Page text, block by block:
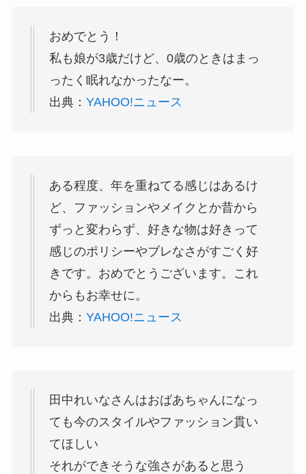
おめでとう！
私も娘が3歳だけど、0歳のときはまっ
ったく眠れなかったなー。
出典： YAHOO!ニュース
ある程度、年を重ねてる感じはあるけ
ど、ファッションやメイクとか昔から
ずっと変わらず、好きな物は好きって
感じのポリシーやブレなさがすごく好
きです。おめでとうございます。これ
からもお幸せに。
出典： YAHOO!ニュース
田中れいなさんはおばあちゃんになっ
ても今のスタイルやファッション貫い
てほしい
それができそうな強さがあると思う